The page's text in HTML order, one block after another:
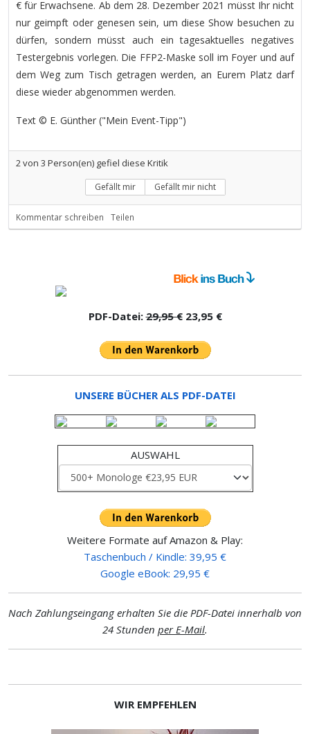
€ für Erwachsene. Ab dem 28. Dezember 2021 müsst Ihr nicht
nur geimpft oder genesen sein, um diese Show besuchen zu
dürfen, sondern müsst auch ein tagesaktuelles negatives
Testergebnis vorlegen. Die FFP2-Maske soll im Foyer und auf
dem Weg zum Tisch getragen werden, an Eurem Platz darf
diese wieder abgenommen werden.
Text © E. Günther ("Mein Event-Tipp")
2von 3 Person(en) gefiel diese Kritik
Gefällt mir Gefällt mir nicht
Kommentar schreiben Teilen
PDF-Datei:29,95 €23,95 €
UNSERE BÜCHER ALS PDF-DATEI
AUSWAHL
Weitere Formate auf Amazon & Play:
Taschenbuch / Kindle: 39,95 €
Google eBook: 29,95 €
Nach Zahlungseingang erhalten Sie die PDF-Datei innerhalb von
24 Stunden per E-Mail.
WIR EMPFEHLEN